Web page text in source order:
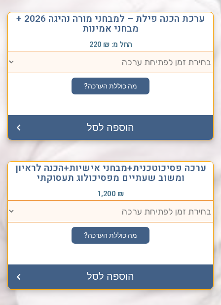
ערכת הכנה פילת – למבחני מורה נהיגה 2026 +
מבחני אמינות
החל מ: 220 ₪
הוספה לסל
מה כוללת הערכה?
ערכה פסיכוטכנית+מבחני אישיות+הכנה לראיון
ומשוב שעתיים מפסיכולוג תעסוקתי
1,200 ₪
הוספה לסל
מה כוללת הערכה?